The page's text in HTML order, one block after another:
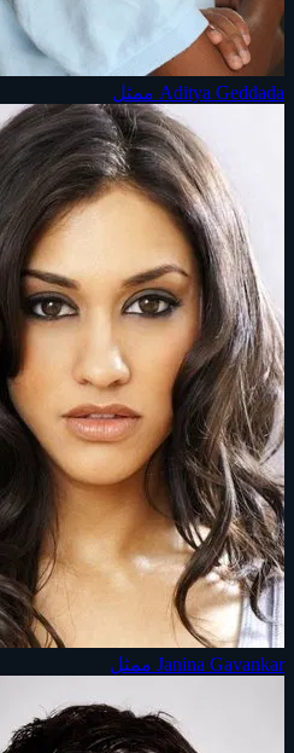
Aditya Geddada ممثل
Janina Gavankar ممثل